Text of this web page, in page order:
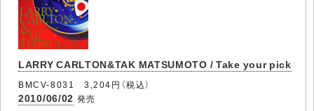
LARRY CARLTON&TAK MATSUMOTO / Take your pick
BMCV-8031 3,204円（税込）
2010/06/02 発売